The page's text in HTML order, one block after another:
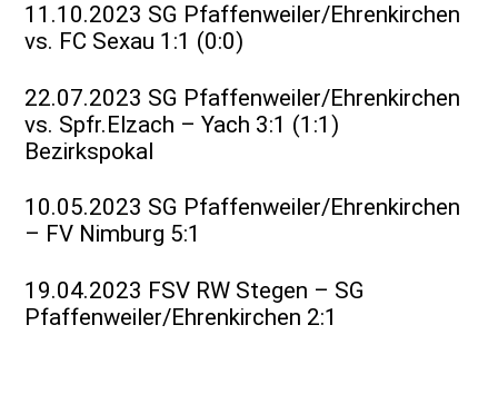
11.10.2023 SG Pfaffenweiler/Ehrenkirchen
vs. FC Sexau 1:1 (0:0)
22.07.2023 SG Pfaffenweiler/Ehrenkirchen
vs. Spfr.Elzach – Yach 3:1 (1:1)
Bezirkspokal
10.05.2023 SG Pfaffenweiler/Ehrenkirchen
– FV Nimburg 5:1
19.04.2023 FSV RW Stegen – SG
Pfaffenweiler/Ehrenkirchen 2:1